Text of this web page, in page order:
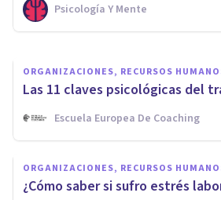
Psicología Y Mente
Jonathan García-Allen
ORGANIZACIONES, RECURSOS
Las 11 claves psicológicas del
Escuela Europea De Coaching
ORGANIZACIONES, RECURSOS
¿Cómo saber si sufro estrés